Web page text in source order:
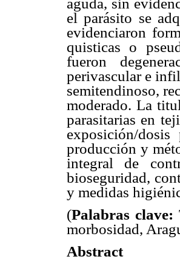
el parásito se
evidenciaron
quisticas o
fueron
perivascular e
semitendinoso,
moderado. La
parasitarias en
exposición/
producción y
integral de
bioseguridad,
y medidas
(Palabras clave:
morbosidad,
Abstract